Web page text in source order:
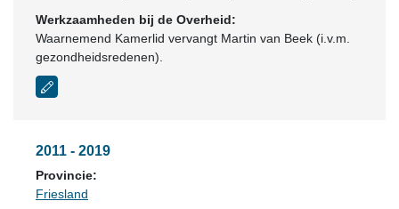
Werkzaamheden bij de Overheid:
Waarnemend Kamerlid vervangt Martin van Beek (i.v.m.
gezondheidsredenen).
2011 - 2019
Provincie:
Friesland